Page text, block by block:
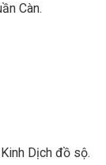
Càn.
Dịch đồ sộ.